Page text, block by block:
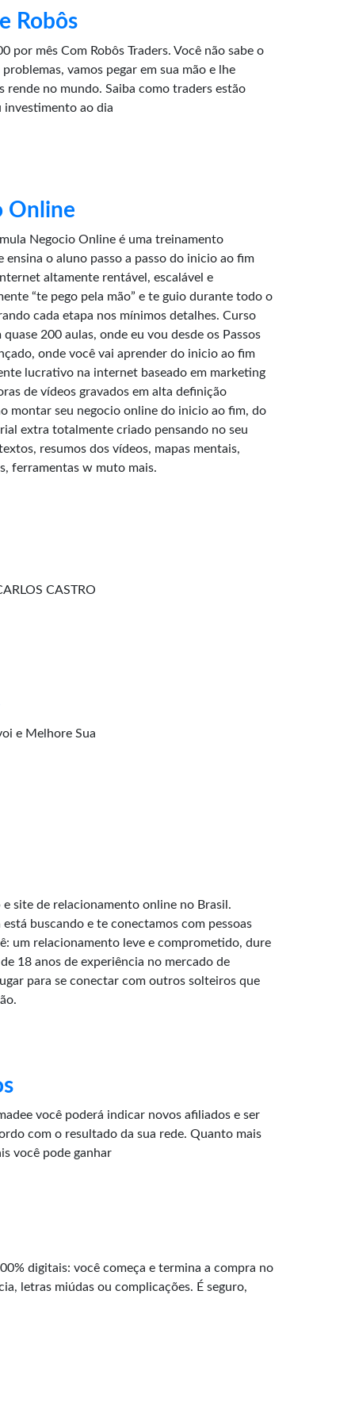
Robôs
por mês Com Robôs Traders. Você não sabe o
problemas, vamos pegar em sua mão e lhe
rende no mundo. Saiba como traders estão
investimento ao dia
Online
Negocio Online é uma treinamento
o aluno passo a passo do inicio ao fim
altamente rentável, escalável e
“te pego pela mão” e te guio durante todo o
cada etapa nos mínimos detalhes. Curso
200 aulas, onde eu vou desde os Passos
onde você vai aprender do inicio ao fim
lucrativo na internet baseado em marketing
de vídeos gravados em alta definição
montar seu negocio online do inicio ao fim, do
extra totalmente criado pensando no seu
resumos dos vídeos, mapas mentais,
ferramentas w muto mais.
CASTRO
e Melhore Sua
site de relacionamento online no Brasil.
buscando e te conectamos com pessoas
um relacionamento leve e comprometido, dure
18 anos de experiência no mercado de
para se conectar com outros solteiros que
você poderá indicar novos afiliados e ser
com o resultado da sua rede. Quanto mais
você pode ganhar
digitais: você começa e termina a compra no
letras miúdas ou complicações. É seguro,